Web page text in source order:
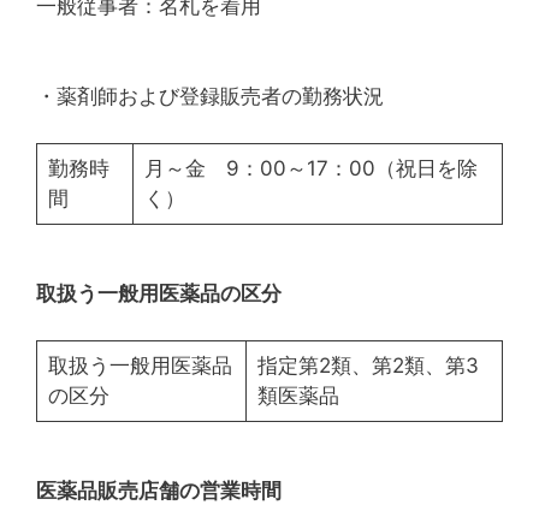
一般従事者：名札を着用
・薬剤師および登録販売者の勤務状況
勤務時
間
月～金 9：00～17：00（祝日を除
く）
取扱う一般用医薬品の区分
取扱う一般用医薬品
の区分
指定第2類、第2類、第3
類医薬品
医薬品販売店舗の営業時間